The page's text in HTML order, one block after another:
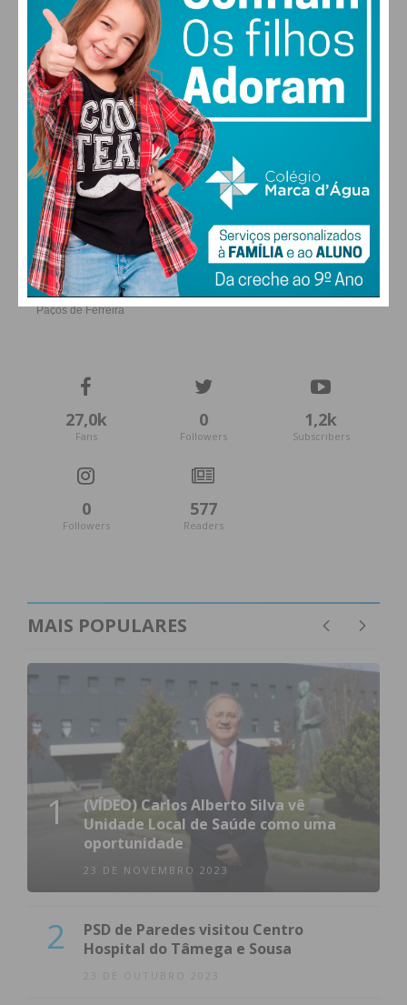
AD vence em Felgueiras, com o Chega em 2.º
Fechadas as 20 freguesias do concelho de
Felgueiras, a AD foi o partido mais votado com
37,82% (12.991 votos). O Chega foi o segundo
partido mais votado, com 23,32% dos votos (8.008
(8.003 votos) e apenas menos cinco votos que o
FARMACIAS DE SERVIÇO EM PAÇOS DE
FERREIRA
27,0k
Fans
0
Followers
1,2k
Subscribers
0
Followers
577
Readers
MAIS POPULARES
1
(VÍDEO) Carlos Alberto Silva vê
Unidade Local de Saúde como uma
oportunidade
23 DE NOVEMBRO 2023
2
PSD de Paredes visitou Centro
Hospital do Tâmega e Sousa
23 DE OUTUBRO 2023